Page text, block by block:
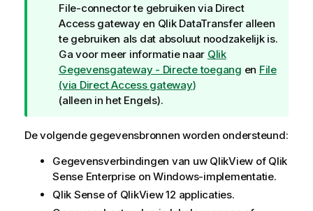
File-connector te gebruiken via Direct
Access gatewayen Qlik DataTransferalleen
te gebruiken als dat absoluut noodzakelijk is.
Ga voor meer informatie naar Qlik
Gegevensgateway - Directe toegang en File
(via Direct Access gateway)
(alleen in het Engels).
De volgende gegevensbronnen worden ondersteund:
Gegevensverbindingen van uw QlikView of Qlik
Sense Enterprise on Windows-implementatie.
Qlik Senseof QlikView 12 applicaties.